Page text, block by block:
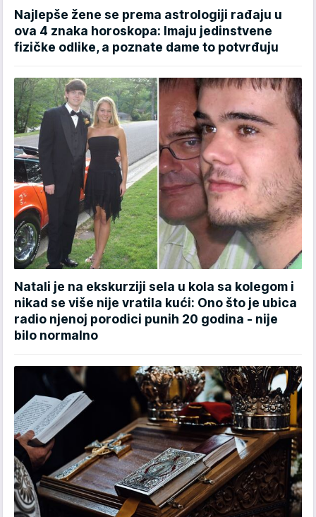
Najlepše žene se prema astrologiji rađaju u
ova 4 znaka horoskopa: Imaju jedinstvene
fizičke odlike, a poznate dame to potvrđuju
Natali je na ekskurziji sela u kola sa kolegom i
nikad se više nije vratila kući: Ono što je ubica
radio njenoj porodici punih 20 godina - nije
bilo normalno